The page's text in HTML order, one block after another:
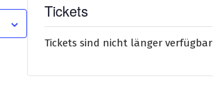
Tickets
Tickets sind nicht länger verfügbar